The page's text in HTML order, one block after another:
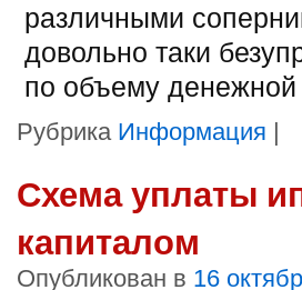
различными
довольно таки
по объему денежной
Рубрика Информация |
Схема уплаты
капиталом
Опубликован в 16